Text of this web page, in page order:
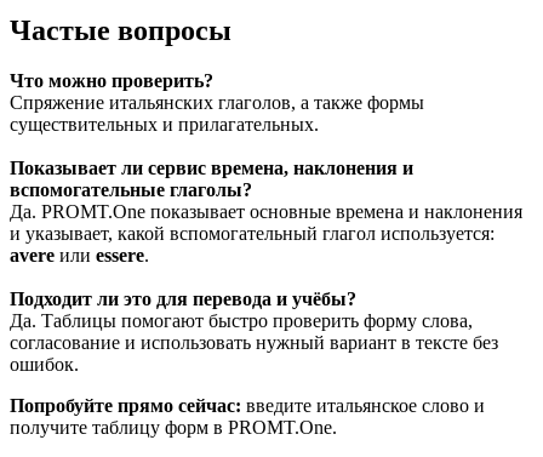
Частые вопросы
Что можно проверить?
Спряжение итальянских глаголов, а также формы
существительных и прилагательных.
Показывает ли сервис времена, наклонения и
вспомогательные глаголы?
Да. PROMT.One показывает основные времена и наклонения
и указывает, какой вспомогательный глагол используется:
avere или essere.
Подходит ли это для перевода и учёбы?
Да. Таблицы помогают быстро проверить форму слова,
согласование и использовать нужный вариант в тексте без
ошибок.
Попробуйте прямо сейчас: введите итальянское слово и
получите таблицу форм в PROMT.One.